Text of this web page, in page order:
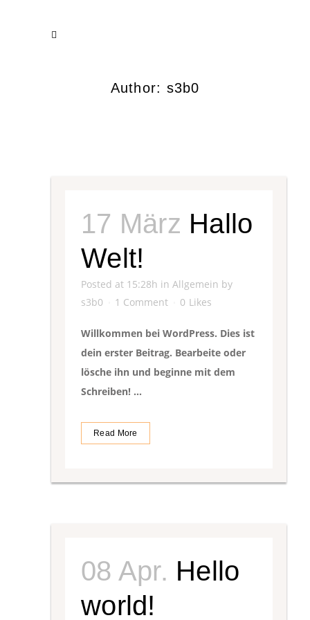
Author: s3b0
17 März Hallo
Welt!
Posted at 15:28h in Allgemein by
s3b0
1 Comment 0 Likes
Willkommen bei WordPress. Dies ist
dein erster Beitrag. Bearbeite oder
lösche ihn und beginne mit dem
Schreiben! ...
Read More
08 Apr. Hello
world!